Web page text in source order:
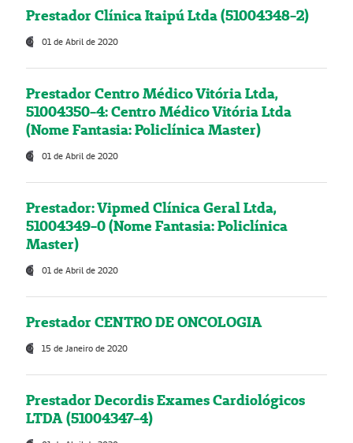
Prestador Clínica Itaipú Ltda (51004348-2)
01 de Abril de 2020
Prestador Centro Médico Vitória Ltda,
51004350-4: Centro Médico Vitória Ltda
(Nome Fantasia: Policlínica Master)
01 de Abril de 2020
Prestador: Vipmed Clínica Geral Ltda,
51004349-0 (Nome Fantasia: Policlínica
Master)
01 de Abril de 2020
Prestador CENTRO DE ONCOLOGIA
15 de Janeiro de 2020
Prestador Decordis Exames Cardiológicos
LTDA (51004347-4)